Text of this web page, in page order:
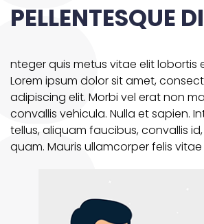
PELLENTESQUE
nteger quis metus vitae elit lobortis
Lorem ipsum dolor sit amet,
adipiscing elit. Morbi vel erat non
convallis vehicula. Nulla et sapien.
tellus, aliquam faucibus, convallis
quam. Mauris ullamcorper felis